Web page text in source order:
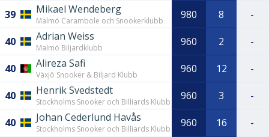
39 Mikael Wendeberg
Malmö Carambole och Snookerklubb 980 8 -
40 Adrian Weiss
Malmö Biljardklubb 960 2 -
40 Alireza Safi
Växjö Snooker & Biljard Klubb 960 12 -
40 Henrik Svedstedt
Stockholms Snooker och Billiards Klubb 960 3 -
40 Johan Cederlund Havås
Stockholms Snooker och Billiards Klubb 960 16 -